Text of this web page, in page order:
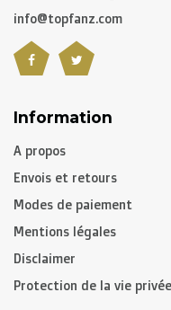
info@topfanz.com
Information
A propos
Envois et retours
Modes de paiement
Mentions légales
Disclaimer
Protection de la vie privée